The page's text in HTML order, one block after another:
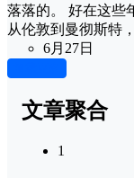
落落的。 好在这些
从伦敦到曼彻斯特
6月27日
文章聚合
1